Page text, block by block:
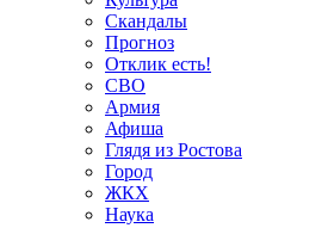
Скандалы
Прогноз
Отклик есть!
СВО
Армия
Афиша
Глядя из Ростова
Город
ЖКХ
Наука